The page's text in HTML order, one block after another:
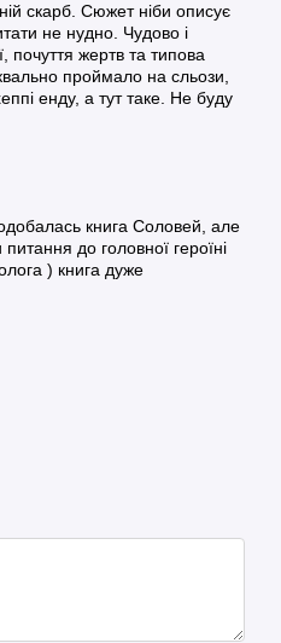
скарб. Сюжет ніби описує
не нудно. Чудово і
почуття жертв та типова
проймало на сльози,
енду, а тут таке. Не буду
книга Соловей, але
до головної героїні
) книга дуже